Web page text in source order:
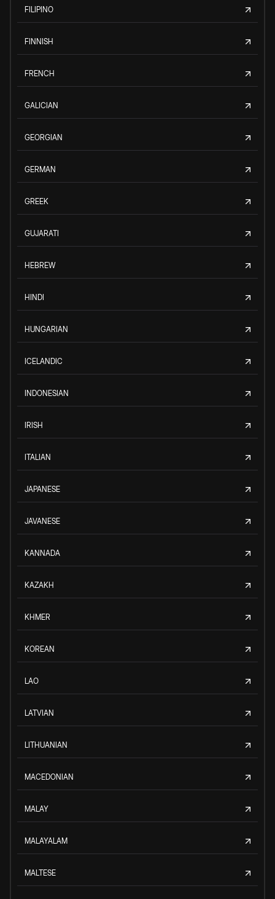
FILIPINO
FINNISH
FRENCH
GALICIAN
GEORGIAN
GERMAN
GREEK
GUJARATI
HEBREW
HINDI
HUNGARIAN
ICELANDIC
INDONESIAN
IRISH
ITALIAN
JAPANESE
JAVANESE
KANNADA
KAZAKH
KHMER
KOREAN
LAO
LATVIAN
LITHUANIAN
MACEDONIAN
MALAY
MALAYALAM
MALTESE